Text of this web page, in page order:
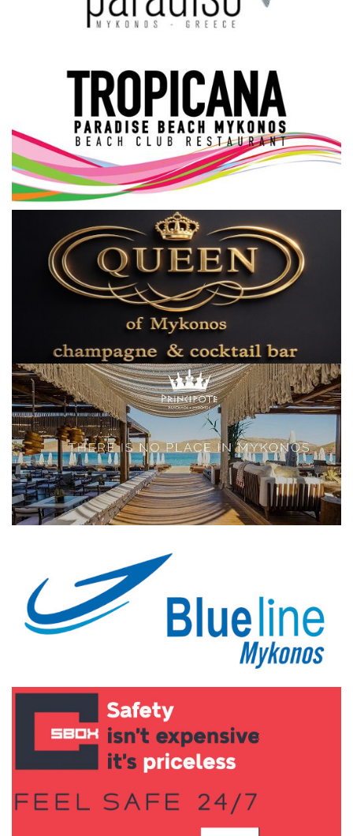
Σεβασμιώτατος Δωρόθεος Β’
Opinion + Analysis
L’Art des Sens
All News
Local Elections 2023
Elections 2023
Ελληνικά English